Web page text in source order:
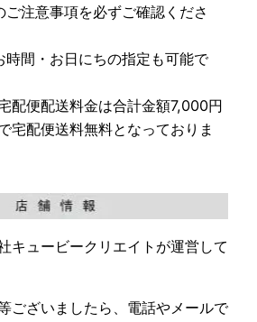
注意事項を必ずご確認くださ
時間・お日にちの指定も可能で
配便配送料金は合計金額7,000円
宅配便送料無料となっておりま
キュービークリエイトが運営して
ございましたら、電話やメールで